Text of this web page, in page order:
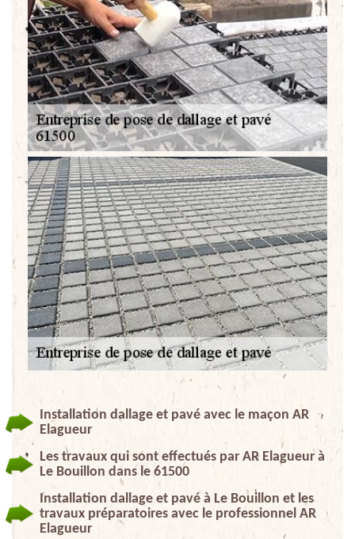
Installation dallage et pavé avec le maçon AR
Elagueur
Les travaux qui sont effectués par AR Elagueur à
Le Bouillon dans le 61500
Installation dallage et pavé à Le Bouillon et les
travaux préparatoires avec le professionnel AR
Elagueur